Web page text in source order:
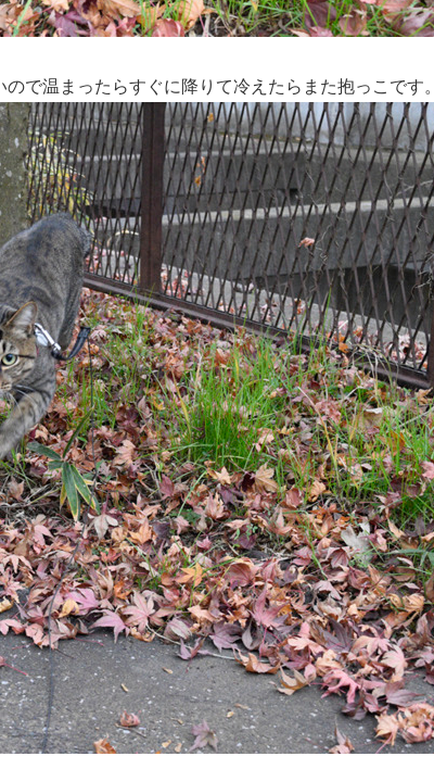
で温まったらすぐに降りて冷えたらまた抱っこです。